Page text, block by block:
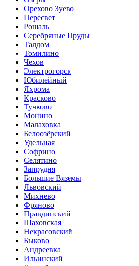
Орехово Зуево
Пересвет
Рошаль
Серебряные Пруды
Талдом
Томилино
Чехов
Электрогорск
Юбилейный
Яхрома
Красково
Тучково
Монино
Малаховка
Белоозёрский
Удельная
Софрино
Селятино
Запрудня
Большие Вязёмы
Львовский
Михнево
Фряново
Правдинский
Шаховская
Некрасовский
Быково
Андреевка
Ильинский